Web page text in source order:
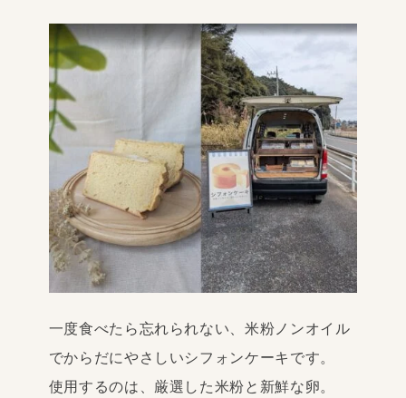
一度食べたら忘れられない、米粉ノンオイル
でからだにやさしいシフォンケーキです。
使用するのは、厳選した米粉と新鮮な卵。